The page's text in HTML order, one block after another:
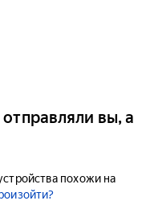
вы, а
похожи на